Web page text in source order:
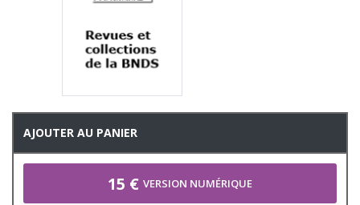
AJOUTER AU PANIER
15 € VERSION NUMÉRIQUE